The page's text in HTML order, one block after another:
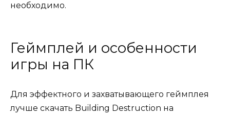
необходимо.
Геймплей и особенности
игры на ПК
Для эффектного и захватывающего геймплея
лучше скачать Building Destruction на